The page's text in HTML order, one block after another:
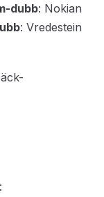
dubb: Nokian
: Vredestein